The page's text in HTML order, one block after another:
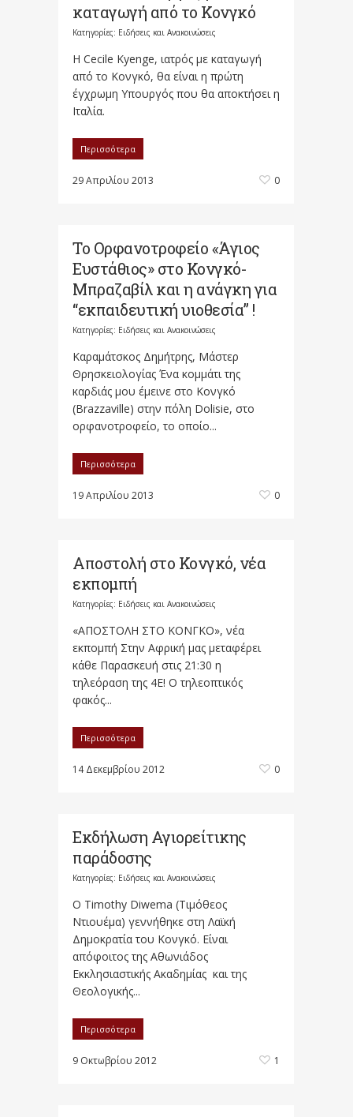
καταγωγή από το Κονγκό
Κατηγορίες: Ειδήσεις και Ανακοινώσεις
Η Cecile Kyenge, ιατρός με καταγωγή
από το Κονγκό, θα είναι η πρώτη
έγχρωμη Υπουργός που θα αποκτήσει η
Ιταλία.
Περισσότερα
29 Απριλίου 2013 0
Το Ορφανοτροφ​είο «Άγιος
Ευστάθιος» στο Κονγκό-
Μπραζαβίλ και η ανάγκη για
“εκπαιδευτ​ική υιοθεσία” !
Κατηγορίες: Ειδήσεις και Ανακοινώσεις
Καραμάτσκος Δημήτρης, Μάστερ
Θρησκειολογίας Ένα κομμάτι της
καρδιάς μου έμεινε στο Κονγκό
(Brazzaville) στην πόλη Dolisie, στο
ορφανοτροφείο, το οποίο...
Περισσότερα
19 Απριλίου 2013 0
Αποστολή στο Κονγκό, νέα
εκπομπή
Κατηγορίες: Ειδήσεις και Ανακοινώσεις
«ΑΠΟΣΤΟΛΗ ΣΤΟ ΚΟΝΓΚΟ», νέα
εκπομπή Στην Αφρική μας μεταφέρει
κάθε Παρασκευή στις 21:30 η
τηλεόραση της 4Ε! Ο τηλεοπτικός
φακός...
Περισσότερα
14 Δεκεμβρίου 2012 0
Εκδήλωση Αγιορείτικης
παράδοσης
Κατηγορίες: Ειδήσεις και Ανακοινώσεις
Ο Timothy Diwema (Τιμόθεος
Ντιουέμα) γεννήθηκε στη Λαϊκή
Δημοκρατία του Κονγκό. Είναι
απόφοιτος της Αθωνιάδος
Εκκλησιαστικής Ακαδημίας και της
Θεολογικής...
Περισσότερα
9 Οκτωβρίου 2012 1